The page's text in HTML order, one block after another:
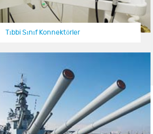
Tıbbi Sınıf Konnektörler